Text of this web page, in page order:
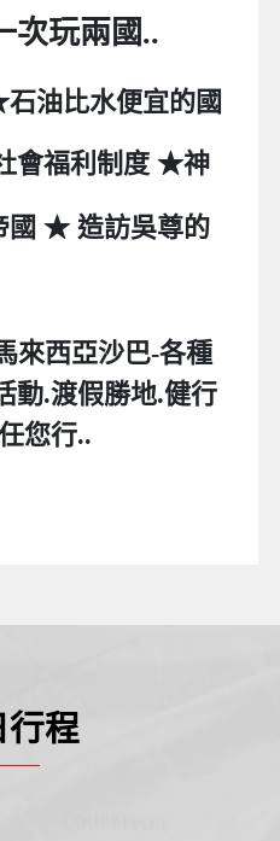
次玩兩國..
油比水便宜的國
會福利制度 ★神
國 ★ 造訪吳尊的
來西亞沙巴-各種
動.渡假勝地.健行
您行..
行程